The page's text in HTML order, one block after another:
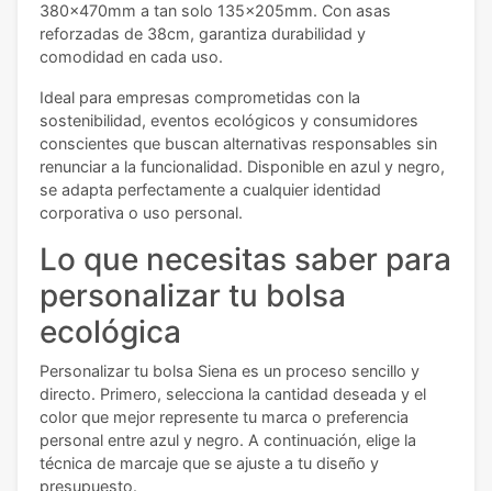
380x470mm a tan solo 135x205mm. Con asas
reforzadas de 38cm, garantiza durabilidad y
comodidad en cada uso.
Ideal para empresas comprometidas con la
sostenibilidad, eventos ecológicos y consumidores
conscientes que buscan alternativas responsables sin
renunciar a la funcionalidad. Disponible en azul y negro,
se adapta perfectamente a cualquier identidad
corporativa o uso personal.
Lo que necesitas saber para
personalizar tu bolsa
ecológica
Personalizar tu bolsa Siena es un proceso sencillo y
directo. Primero, selecciona la cantidad deseada y el
color que mejor represente tu marca o preferencia
personal entre azul y negro. A continuación, elige la
técnica de marcaje que se ajuste a tu diseño y
presupuesto.